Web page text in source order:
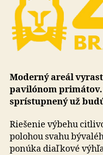
Moderný areál
pavilónom
sprístupnený už
Riešenie výbehu
polohou svahu
ponúka diaľkové